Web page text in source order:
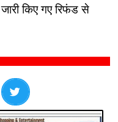
किए गए रिफंड से